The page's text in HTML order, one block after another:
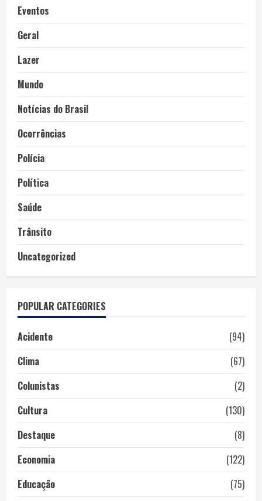
Eventos
Geral
Lazer
Mundo
Notícias do Brasil
Ocorrências
Polícia
Política
Saúde
Trânsito
Uncategorized
POPULAR CATEGORIES
Acidente
(94)
Clima
(67)
Colunistas
(2)
Cultura
(130)
Destaque
(8)
Economia
(122)
Educação
(75)